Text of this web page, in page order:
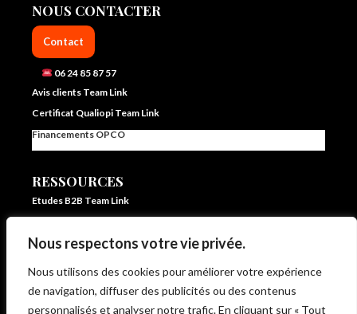
Nous respectons votre vie privée.
Nous utilisons des cookies pour améliorer votre expérience
de navigation, diffuser des publicités ou des contenus
personnalisés et analyser notre trafic. En cliquant sur « Tout
NOUS CONTACTER
Contact
06 24 85 87 57
Avis clients Team Link
Certificat Qualiopi Team Link
Financements OPCO
RESSOURCES
Etudes B2B Team Link
Blog IA et vente – Team Link
Livrets d’accueil et statistiques
Règlement intérieur